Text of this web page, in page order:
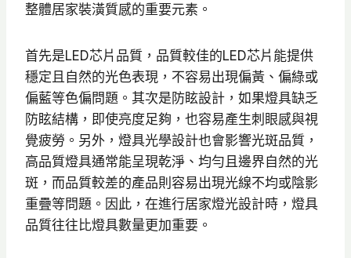
整體居家裝潢質感的重要元素。
首先是LED芯片品質，品質較佳的LED芯片能提供
穩定且自然的光色表現，不容易出現偏黃、偏綠或
偏藍等色偏問題。其次是防眩設計，如果燈具缺乏
防眩結構，即使亮度足夠，也容易產生刺眼感與視
覺疲勞。另外，燈具光學設計也會影響光斑品質，
高品質燈具通常能呈現乾淨、均勻且邊界自然的光
斑，而品質較差的產品則容易出現光線不均或陰影
重疊等問題。因此，在進行居家燈光設計時，燈具
品質往往比燈具數量更加重要。